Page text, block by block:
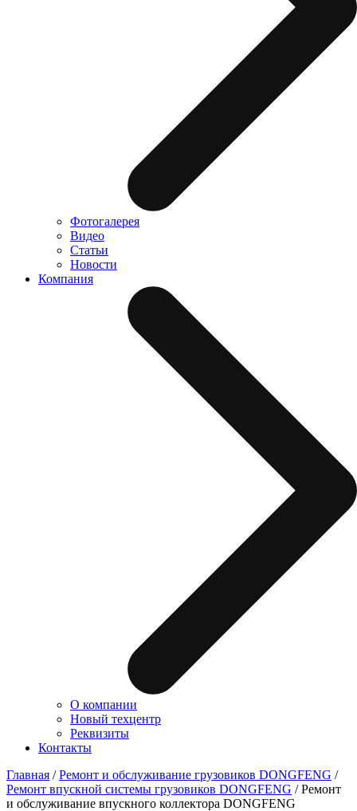
Фотогалерея
Видео
Статьи
Новости
Компания
О компании
Новый техцентр
Реквизиты
Контакты
Главная /Ремонт и обслуживание грузовиков DONGFENG /
Ремонт впускной системы грузовиков DONGFENG /Ремонт
и обслуживание впускного коллектора DONGFENG